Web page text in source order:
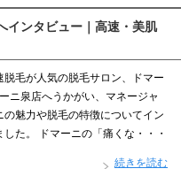
インタビュー｜高速・美肌
毛が人気の脱毛サロン、ドマー
ニ泉店へうかがい、マネージャ
魅力や脱毛の特徴についてイン
た。 ドマーニの「痛くな・・・
続きを読む